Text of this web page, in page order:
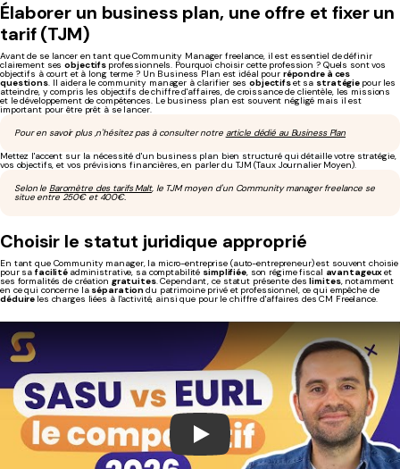
Élaborer un business plan, une offre et fixer un
tarif (TJM)
Avant de se lancer en tant que Community Manager freelance, il est essentiel de définir
clairement sesobjectifs professionnels. Pourquoi choisir cette profession ? Quels sont vos
objectifs à court et à long terme ? Un Business Plan est idéal pour répondre à ces
questions. Il aidera le community manager à clarifier sesobjectifset sa stratégie pour les
atteindre, y compris les objectifs de chiffre d'affaires, de croissance de clientèle, les missions
et le développement de compétences. Le business plan est souvent négligé mais il est
important pour être prêt à se lancer.
Pour en savoir plus ,n'hésitez pas à consulter notre article dédié au Business Plan
Mettez l'accent sur la nécessité d'un business plan bien structuré qui détaille votre stratégie,
vos objectifs, et vos prévisions financières, en parler du TJM (Taux Journalier Moyen).
Selon le Baromètre des tarifs Malt, le TJM moyen d'un Community manager freelance se
situe entre 250€ et 400€.
Choisir le statut juridique approprié
En tant que Community manager, la micro-entreprise (auto-entrepreneur) est souvent choisie
pour safacilité administrative, sa comptabilité simplifiée, son régime fiscal avantageuxet
ses formalités de création gratuites. Cependant, ce statut présente deslimites, notamment
en ce qui concerne la séparationdu patrimoine privé et professionnel, ce qui empêche de
déduire les charges liées à l'activité, ainsi que pour le chiffre d'affaires des CM Freelance.
Play